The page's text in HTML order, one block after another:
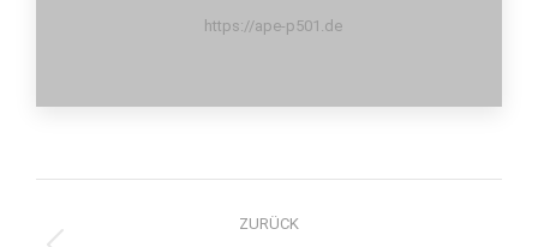
https://ape-p501.de
Kommentarnavigation
ZURÜCK